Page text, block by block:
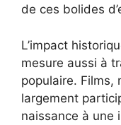
de ces bolides
L’impact
mesure aussi à
populaire. Films,
largement
naissance à une